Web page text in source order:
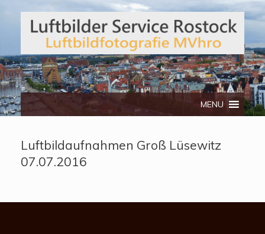
Telefon: 0172/3134512
MENU
Luftbildaufnahmen Groß Lüsewitz
07.07.2016